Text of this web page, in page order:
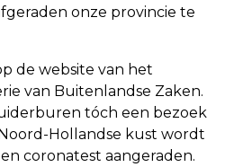
onze provincie te
de website van het
van Buitenlandse Zaken.
tóch een bezoek
Hollandse kust wordt
coronatest aangeraden.